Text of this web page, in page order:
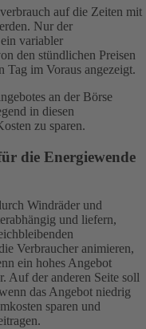
auf die Zeiten mit
Nur der
variabler
den stündlichen Preisen
Tag im Voraus angezeigt.
an der Börse
in diesen
zu sparen.
die Energiewende
Windräder und
und liefern,
Verbraucher animieren,
ein hohes Angebot
Auf der anderen Seite soll
das Angebot niedrig
sparen und